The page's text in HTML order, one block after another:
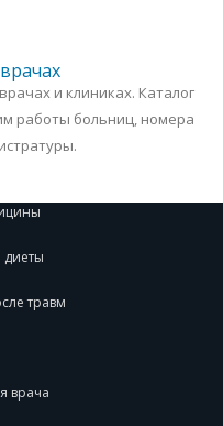
и клиниках. Каталог
работы больниц, номера
травм
врача